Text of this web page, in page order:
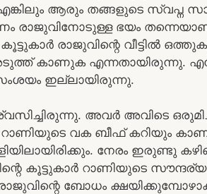
ആരും തങ്ങളുടെ സ്വപ്ന
രാജുവിനോടുള്ള ഭയം
രാജുവിന്റെ വീട്ടിൽ
കാണുക എന്നതായിരുന്നു.
ഇല്ലായിരുന്നു.
അവർ അവിടെ
റാണിയുടെ വക ബീഫ് കറിയും
നേരം ഇരുണ്ടു
കൂട്ടുകാർ റാണിയുടെ
രാജുവിന്റെ ബോധം